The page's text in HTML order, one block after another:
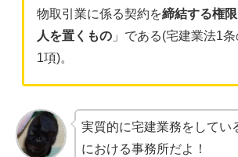
物取引業に係る契約を締結する権
人を置くもの 」である(宅建業法1
1項)。
実質的に宅建業務をしてい
における事務所だよ！